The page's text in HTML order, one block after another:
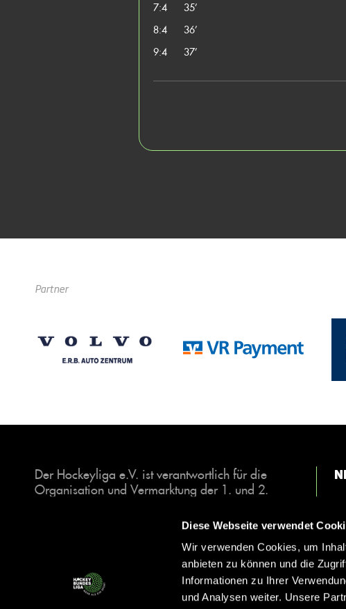
Diese Webseite verwendet
Wir verwenden Cookies, um
anbieten zu können und die
Informationen zu Ihrer
und Analysen weiter. Unsere
7:4
35’
8:4
36’
9:4
37’
Partner
Der Hockeyliga e.V. ist verantwortlich für die
Organisation und Vermarktung der 1. und 2.
Halle. Insgesamt sind über 60 Vereine unter dem
Dach der Hockeyliga organisiert, sowohl im
Herren als auch im Damen Bereich.